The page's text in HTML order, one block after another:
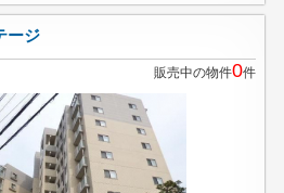
ージ
販売中の物件0件